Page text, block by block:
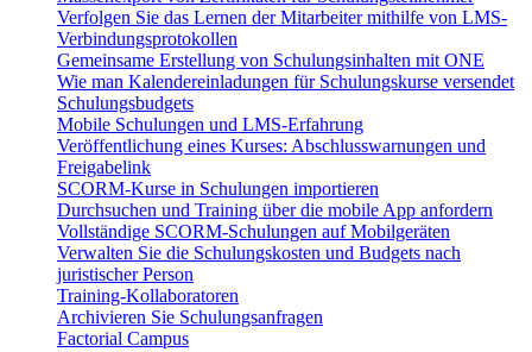
Verfolgen Sie das Lernen der Mitarbeiter mithilfe von LMS-
Verbindungsprotokollen
Gemeinsame Erstellung von Schulungsinhalten mit ONE
Wie man Kalendereinladungen für Schulungskurse versendet
Schulungsbudgets
Mobile Schulungen und LMS-Erfahrung
Veröffentlichung eines Kurses: Abschlusswarnungen und
Freigabelink
SCORM-Kurse in Schulungen importieren
Durchsuchen und Training über die mobile App anfordern
Vollständige SCORM-Schulungen auf Mobilgeräten
Verwalten Sie die Schulungskosten und Budgets nach
juristischer Person
Training-Kollaboratoren
Archivieren Sie Schulungsanfragen
Factorial Campus